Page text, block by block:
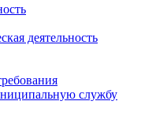
деятельность
службу